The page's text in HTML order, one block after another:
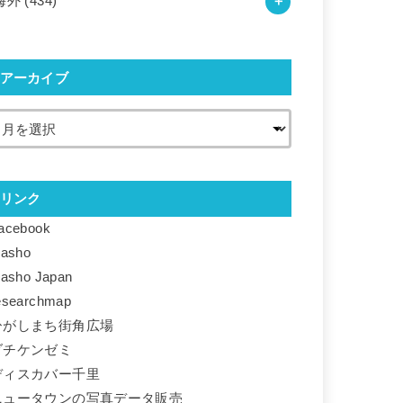
アーカイブ
リンク
Japan
がしまち街角広場
チケンゼミ
ィスカバー千里
ュータウンの写真データ販売